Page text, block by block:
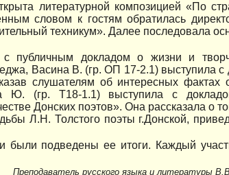
литературной композицией «По
словом к гостям обратилась
техникум». Далее последовала
с публичным докладом о жизни и
Васина В. (гр. ОП 17-2.1) выступила с
слушателям об интересных фактах
Ю. (гр. Т18-1.1) выступила с
Донских поэтов». Она рассказала о
Л.Н. Толстого поэты г.Донской,
были подведены ее итоги. Каждый
Преподаватель русского языка и литературы